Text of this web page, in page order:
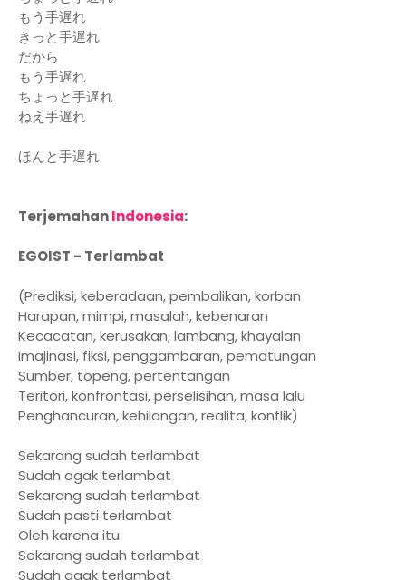
もう手遅れ
きっと手遅れ
だから
もう手遅れ
ちょっと手遅れ
ねえ手遅れ
ほんと手遅れ
TerjemahanIndonesia:
EGOIST - Terlambat
(Prediksi, keberadaan, pembalikan, korban
Harapan, mimpi, masalah, kebenaran
Kecacatan, kerusakan, lambang, khayalan
Imajinasi, fiksi, penggambaran, pematungan
Sumber, topeng, pertentangan
Teritori, konfrontasi, perselisihan, masa lalu
Penghancuran, kehilangan, realita, konflik)
Sekarang sudah terlambat
Sudah agak terlambat
Sekarang sudah terlambat
Sudah pasti terlambat
Oleh karena itu
Sekarang sudah terlambat
Sudah agak terlambat